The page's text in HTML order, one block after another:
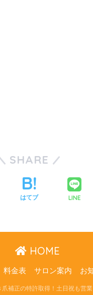
SHARE
はてブ LINE
HOME
料金表 サロン案内 お
補正の特許取得！土日祝も営